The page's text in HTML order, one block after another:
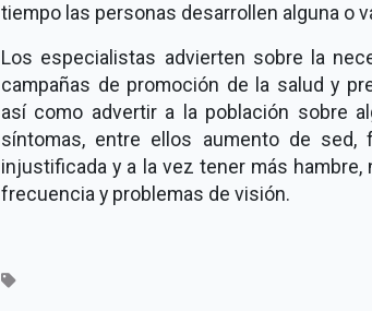
tiempo las personas desarrollen alguna o
Los especialistas advierten sobre la
campañas de promoción de la salud y
así como advertir a la población sobre
síntomas, entre ellos aumento de sed,
injustificada y a la vez tener más hambre,
frecuencia y problemas de visión.